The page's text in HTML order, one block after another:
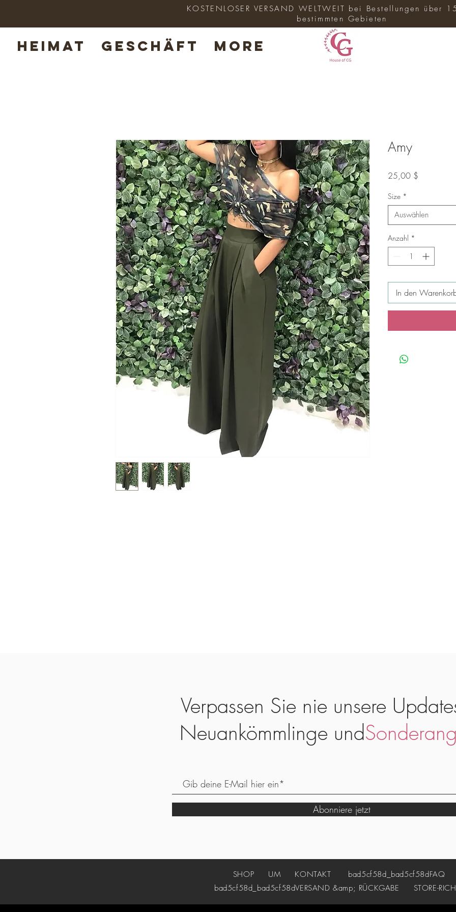
HEIMAT GESCHÄFT More
KOSTENLOSER VERSAND WELTWEIT bei Bestellungen über
bestimmten Gebieten
Amy
25,00 $
Size *
Auswählen
Anzahl *
In den
Verpassen Sie nie unsere
Neuankömmlinge und
Abonniere jetzt
SHOP UM KONTAKT bad5cf58d_bad5cf58dFAQ
bad5cf58d_bad5cf58dVERSAND &amp; RÜCKGABE STORE-